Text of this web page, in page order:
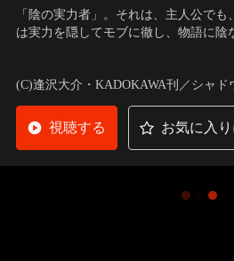
「陰の実力者」。それは、主人公で
は実力を隠してモブに徹し、物語に陰
(C)逢沢大介・KADOKAWA刊／シャド
視聴する お気に入